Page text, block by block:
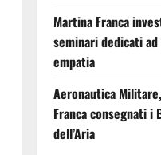
Martina Franca
seminari dedicati
empatia
Aeronautica
Franca consegnati i
dell’Aria